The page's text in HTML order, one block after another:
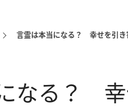
言霊は本当になる？ 幸せを引き
なる？